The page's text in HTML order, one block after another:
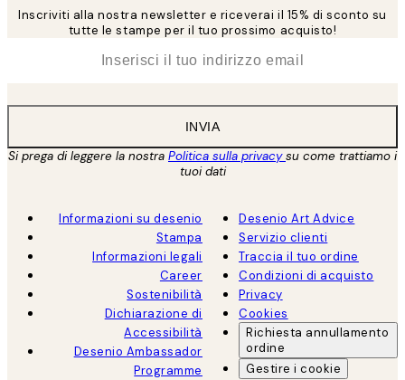
Inscriviti alla nostra newsletter e riceverai il 15% di sconto su
tutte le stampe per il tuo prossimo acquisto!
INVIA
Si prega di leggere la nostra Politica sulla privacysu come trattiamo i
tuoi dati
Informazioni su desenio
Stampa
Informazioni legali
Career
Sostenibilità
Dichiarazione di
Accessibilità
Desenio Ambassador
Programme
Desenio Art Advice
Servizio clienti
Traccia il tuo ordine
Condizioni di acquisto
Privacy
Cookies
Richiesta annullamento
ordine
Gestire i cookie